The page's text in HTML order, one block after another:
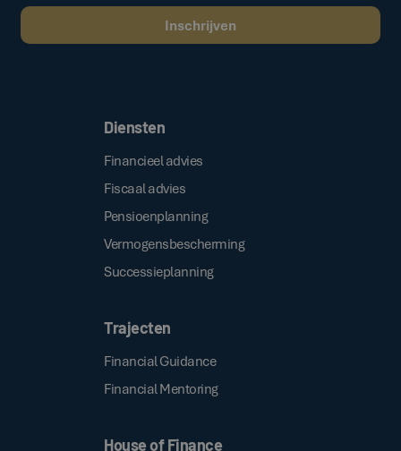
Diensten
Financieel advies
Fiscaal advies
Pensioenplanning
Vermogensbescherming
Successieplanning
Trajecten
Financial Guidance
Financial Mentoring
House of Finance